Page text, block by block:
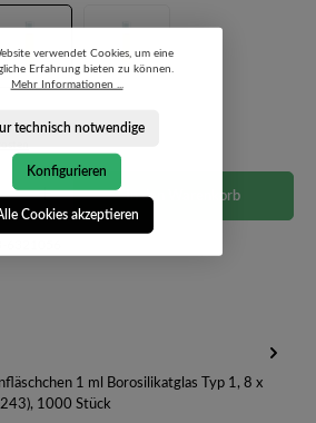
Wert ein oder benutze die Schaltflächen um die
In den Warenkorb
1 ml Borosilikatglas Typ 1, 8 x
1000 Stück
verwendet Cookies, um eine
Erfahrung bieten zu können.
Mehr Informationen ...
technisch notwendige
Konfigurieren
Cookies akzeptieren